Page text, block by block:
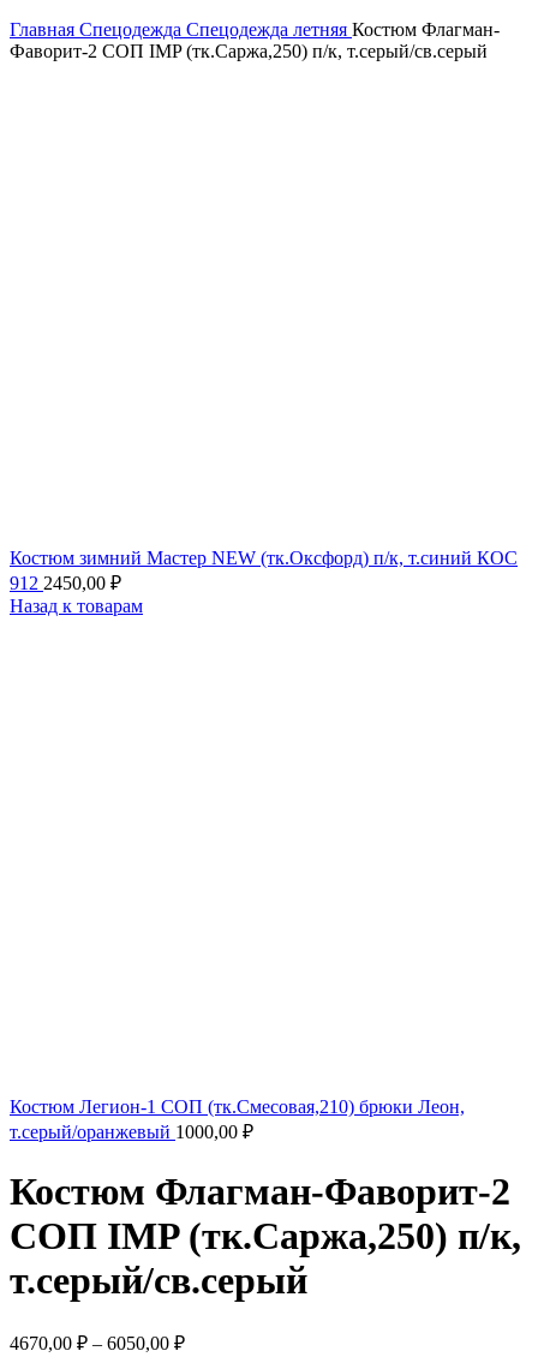
Главная Спецодежда Спецодежда летняя Костюм Флагман-
Фаворит-2 СОП IMP (тк.Саржа,250) п/к, т.серый/св.серый
Костюм зимний Мастер NEW (тк.Оксфорд) п/к, т.синий КОС
912 2450,00 ₽
Назад к товарам
Костюм Легион-1 СОП (тк.Смесовая,210) брюки Леон,
т.серый/оранжевый 1000,00 ₽
Костюм Флагман-Фаворит-2
СОП IMP (тк.Саржа,250) п/к,
т.серый/св.серый
4670,00 ₽ – 6050,00 ₽